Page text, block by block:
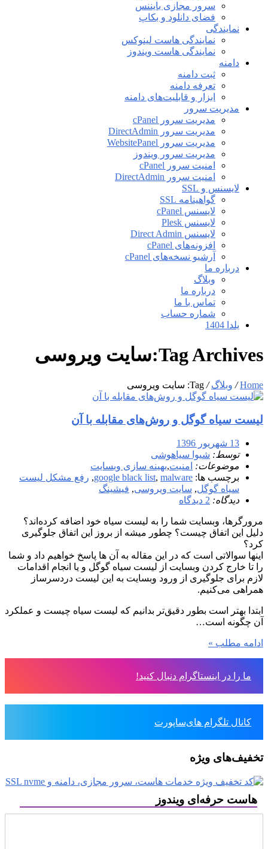
سرور مجازی بایننس
فضای دانلود و بکاپ
نمایندگی
نمایندگی هاست لینوکس
نمایندگی هاست ویندوز
دامنه
ثبت دامنه
تعرفه دامنه
ابزار و قابلیت‌های دامنه
مدیریت سرور
مدیریت سرور cPanel
مدیریت سرور DirectAdmin
مدیریت سرور WebsitePanel
مدیریت سرور ویندوز
امنیت سرور cPanel
امنیت سرور DirectAdmin
لایسنس و SSL
گواهینامه SSL
لایسنس cPanel
لایسنس Plesk
لایسنس Direct Admin
افزونه‌های cPanel
آرشیو نسخه‌های cPanel
درباره ما
وبلاگ
درباره ما
تماس با ما
شماره حساب
یلدا 1404
Tag Archives:سایت ویروسی
Home
/ وبلاگ / Tag: سایت ویروسی
لیست سیاه گوگل و روش‌های مقابله با آن
13 شهریور 1396
توسط: شیوا سیاهوشی
موضوعات: امنیت,بهینه سازی وبسایت
برچسب ها:
google black list, malware
, رفع مشکل لیست
سیاه گوگل, سایت ویروسی, فیشینگ
دیدگاه: 2 دیدگاه
مرورگرها، وبسایت شما را به لیست سیاه خود اضافه کرده‌اند؟
دلیل این اتفاق چیست؟ چطور میشه از بروز این اتفاق جلوگیری
کرد؟
اینها سوالاتی است که در این مقاله به آن ها پاسخ خواهیم داد و شما
را تا خارج کردن وبسایت از لیست سیاه گوگل و یا انجام اقدامات
لازم برای جلوگیری از ورود وبسایت به این لیست دردسرساز
همراهی می‌کنیم.
ابتدا بهتر است بطور دقیق‌تر بدانیم که لیست سیاه چیست و عملکرد
آن چگونه است…
ادامه مطلب »
ما را در اینستاگرام دنبال کنید!
کانال تلگرام های‌ساپورت
تخفیف‌های ویژه
هاست حرفه‌ای ویندوز